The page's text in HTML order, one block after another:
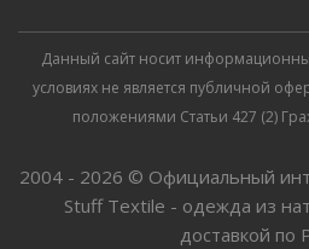
Данный сайт носит
условиях не является публичной
положениями Статьи 427 (2)
2004 - 2026 © Официальный
Stuff Textile - одежда из
доставкой по